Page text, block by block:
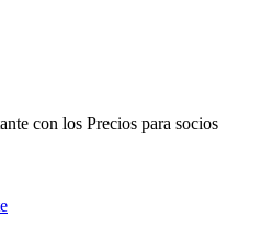
con los Precios para socios